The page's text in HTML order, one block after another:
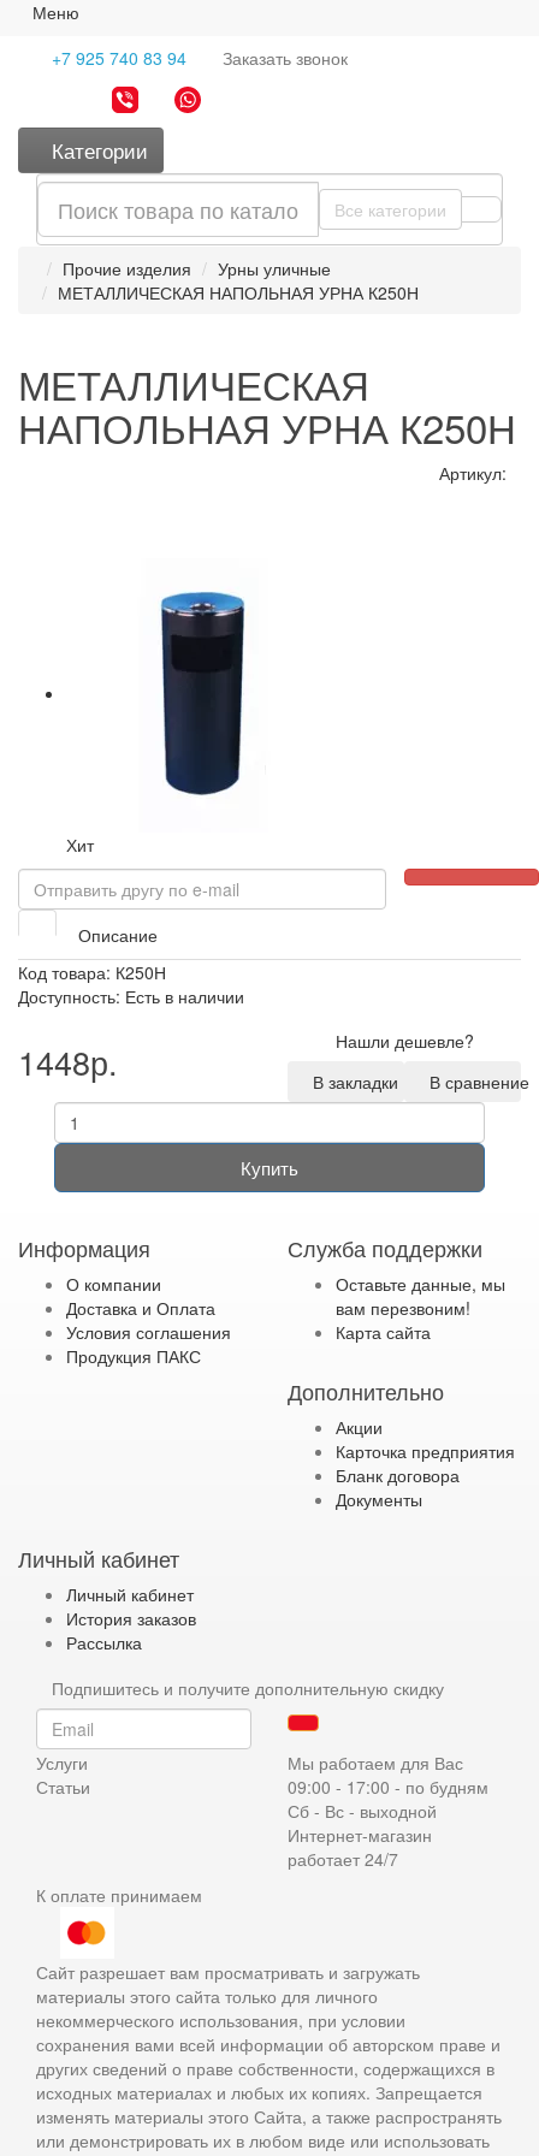
Меню
+7 925 740 83 94
Заказать звонок
Категории
Все категории
Прочие изделия
Урны уличные
МЕТАЛЛИЧЕСКАЯ НАПОЛЬНАЯ УРНА К250Н
МЕТАЛЛИЧЕСКАЯ
НАПОЛЬНАЯ УРНА К250Н
Артикул:
Хит
Описание
Код товара: К250Н
Доступность: Есть в наличии
1448р.
Нашли дешевле?
В закладки
В сравнение
Купить
Информация
О компании
Доставка и Оплата
Условия соглашения
Продукция ПАКС
Служба поддержки
Оставьте данные, мы
вам перезвоним!
Карта сайта
Дополнительно
Акции
Карточка предприятия
Бланк договора
Документы
Личный кабинет
Личный кабинет
История заказов
Рассылка
Подпишитесь и получите дополнительную скидку
Услуги
Статьи
Мы работаем для Вас
09:00 - 17:00 - по будням
Сб - Вс - выходной
Интернет-магазин
работает 24/7
К оплате принимаем
Сайт разрешает вам просматривать и загружать
материалы этого сайта только для личного
некоммерческого использования, при условии
сохранения вами всей информации об авторском праве и
других сведений о праве собственности, содержащихся в
исходных материалах и любых их копиях. Запрещается
изменять материалы этого Сайта, а также распространять
или демонстрировать их в любом виде или использовать